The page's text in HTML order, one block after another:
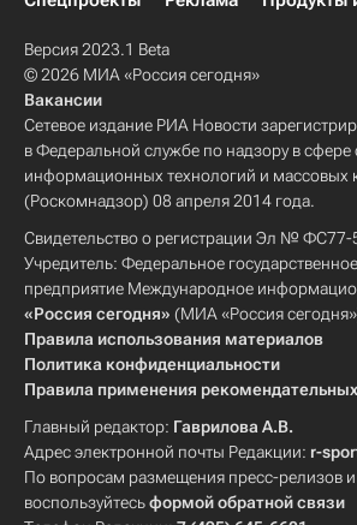
Версия 2023.1 Beta
© 2026 МИА «Россия сегодня»
Вакансии
Сетевое издание РИА Новости
в Федеральной службе по надзору в сфере
информационных технологий и массовых
(Роскомнадзор) 08 апреля 2014 года.
Свидетельство о регистрации Эл № ФС77-
Учредитель: Федеральное
предприятие Международное
«Россия сегодня» (МИА «Россия
Правила использования материалов
Политика конфиденциальности
Правила применения
Главный редактор: Гаврилова А.В.
Адрес электронной почты Редакции: r-
По вопросам размещения пресс-релизов
воспользуйтесьформой обратной связи